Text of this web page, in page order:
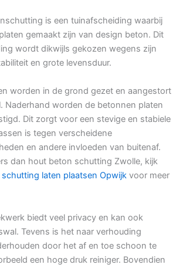
is een tuinafscheiding waarbij
gemaakt zijn van design beton. Dit
wordt dikwijls gekozen wegens zijn
en grote levensduur.
worden in de grond gezet en aangestort
Naderhand worden de betonnen platen
Dit zorgt voor een stevige en stabiele
is tegen verscheidene
en andere invloeden van buitenaf.
dan hout beton schutting Zwolle, kijk
schutting laten plaatsen Opwijk voor meer
biedt veel privacy en kan ook
Tevens is het naar verhouding
door het af en toe schoon te
een hoge druk reiniger. Bovendien